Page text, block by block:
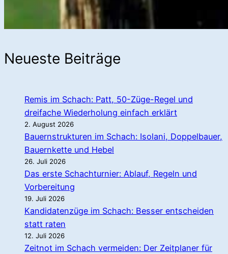
Neueste Beiträge
Remis im Schach: Patt, 50-Züge-Regel und
dreifache Wiederholung einfach erklärt
2. August 2026
Bauernstrukturen im Schach: Isolani, Doppelbauer,
Bauernkette und Hebel
26. Juli 2026
Das erste Schachturnier: Ablauf, Regeln und
Vorbereitung
19. Juli 2026
Kandidatenzüge im Schach: Besser entscheiden
statt raten
12. Juli 2026
Zeitnot im Schach vermeiden: Der Zeitplaner für